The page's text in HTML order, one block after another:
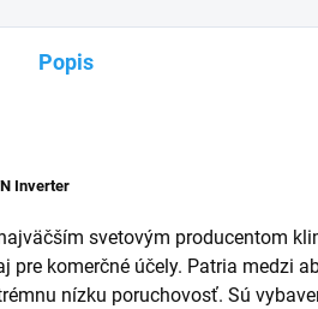
Popis
Inverter
svetovým producentom
pre komerčné účely. Patria medzi
nízku poruchovosť. Sú